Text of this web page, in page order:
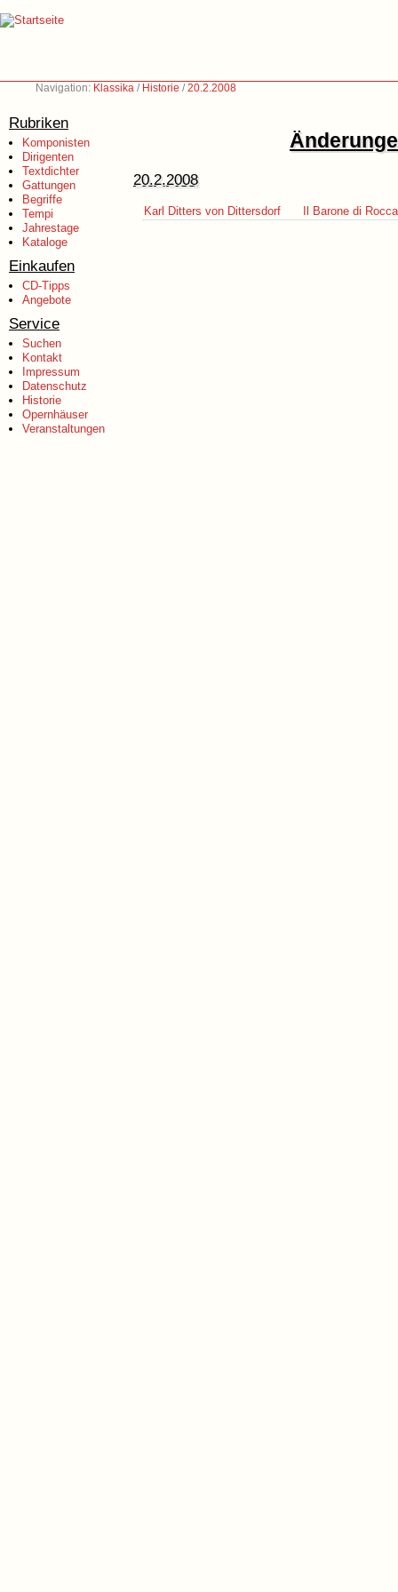
Navigation: Klassika / Historie /20.2.2008
Rubriken
Komponisten
Dirigenten
Textdichter
Gattungen
Begriffe
Tempi
Jahrestage
Kataloge
Einkaufen
CD-Tipps
Angebote
Service
Suchen
Kontakt
Impressum
Datenschutz
Historie
Opernhäuser
Veranstaltungen
20.2.2008
Karl Ditters von Dittersdorf Il Barone di